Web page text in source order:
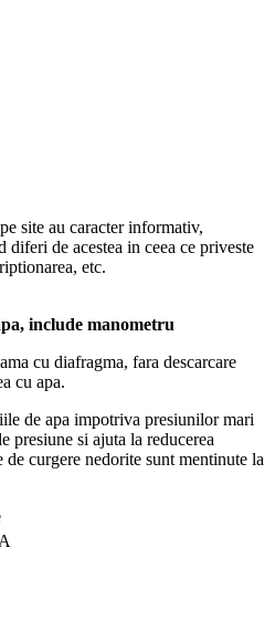
site au caracter informativ,
de acestea in ceea ce priveste
etc.
include manometru
cu diafragma, fara descarcare
cu apa.
de apa impotriva presiunilor mari
presiune si ajuta la reducerea
curgere nedorite sunt mentinute la